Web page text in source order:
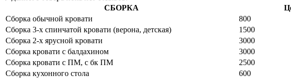
СБОРКА
Сборка обычной кровати
800
Сборка 3-х спинчатой кровати (верона, детская)
1500
Сборка 2-х ярусной кровати
3000
Сборка кровати с балдахином
3000
Сборка кровати с ПМ, с бк ПМ
2500
Сборка кухонного стола
600